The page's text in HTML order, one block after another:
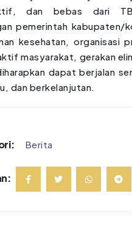
dan bebas dari
pemerintah kabupaten/
kesehatan, organisasi
masyarakat, gerakan
dapat berjalan
dan berkelanjutan.
Berita